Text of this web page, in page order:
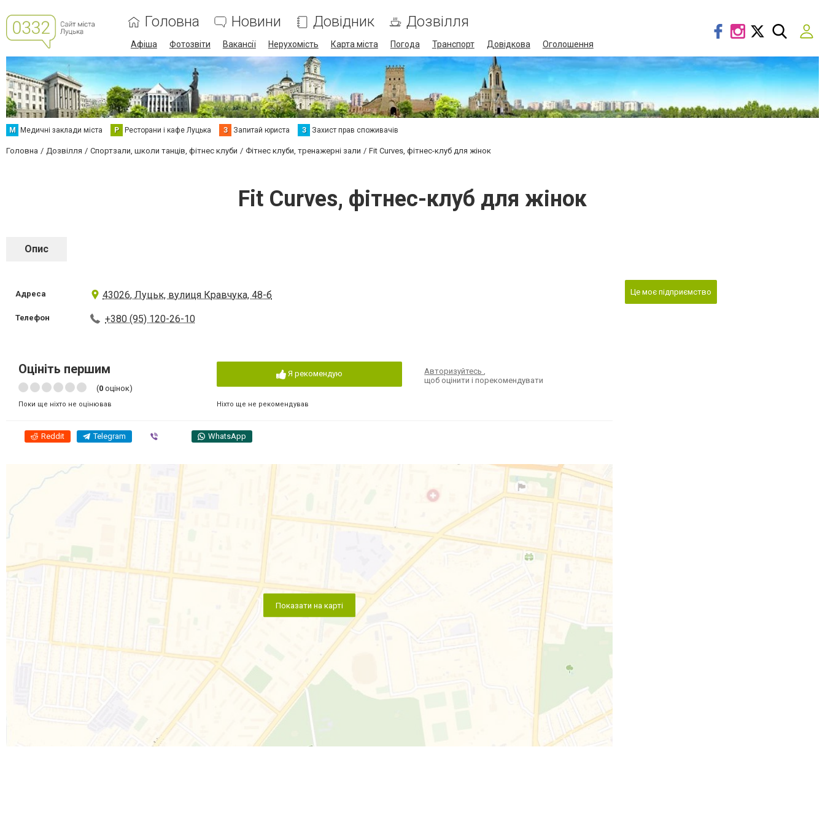
Головна Новини Довідник Дозвілля
Афіша Фотозвіти Вакансії Нерухомість Карта міста Погода Транспорт Довідкова Оголошення
М Медичні заклади міста Р Ресторани і кафе Луцька З Запитай юриста З Захист прав споживачів
Головна Дозвілля Спортзали, школи танців, фітнес клуби Фітнес клуби, тренажерні зали Fit Curves, фітнес-клуб для жінок
Fit Curves, фітнес-клуб для жінок
Опис
Адреса 43026, Луцьк, вулиця Кравчука, 48-б
Телефон +380 (95) 120-26-10
Оцініть першим
(0 оцінок)
Поки ще ніхто не оцінював
Я рекомендую
Ніхто ще не рекомендував
Авторизуйтесь,
щоб оцінити і порекомендувати
Reddit Telegram WhatsApp
Показати на карті
Це моє підприємство